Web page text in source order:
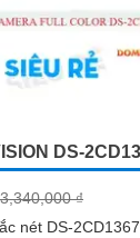
DS-
3,340,000 ₫
nét DS-